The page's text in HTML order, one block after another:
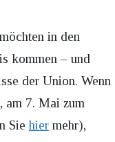
in den
kommen – und
der Union. Wenn
am 7. Mai zum
Siehier mehr),